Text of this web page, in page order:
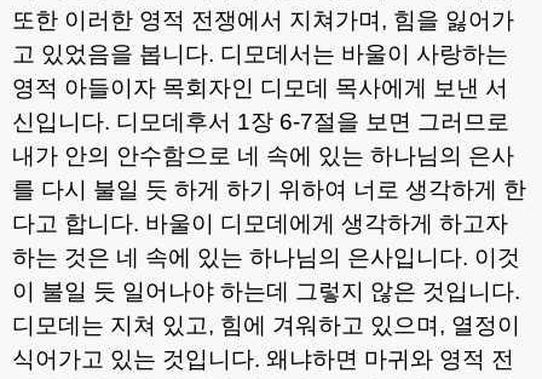
또한 이러한 영적 전쟁에서 지쳐가며 , 힘을 잃어가
고 있었음을 봅니다. 디모데서는 바울이 사랑하는
영적 아들이자 목회자인 디모데 목사에게 보낸 서
신입니다. 디모데후서 1장 6-7절을 보면 그러므로
내가 안의 안수함으로 네 속에 있는 하나님의 은사
를 다시 불일 듯 하게 하기 위하여 너로 생각하게 한
다고 합니다. 바울이 디모데에게 생각하게 하고자
하는 것은 네 속에 있는 하나님의 은사입니다. 이것
이 불일 듯 일어나야 하는데 그렇지 않은 것입니다.
디모데는 지쳐 있고, 힘에 겨워하고 있으며 , 열정이
식어가고 있는 것입니다. 왜냐하면 마귀와 영적 전